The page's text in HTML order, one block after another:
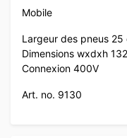
Mobile
Largeur des pneus 25
Dimensions wxdxh
Connexion 400V
Art. no. 9130